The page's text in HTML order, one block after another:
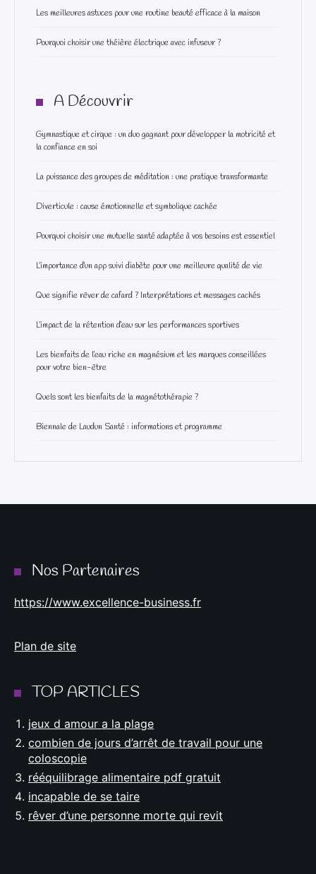
Les meilleures astuces pour une routine beauté efficace à la maison
Pourquoi choisir une théière électrique avec infuseur ?
A Découvrir
Gymnastique et cirque : un duo gagnant pour développer la motricité et
la confiance en soi
La puissance des groupes de méditation : une pratique transformante
Diverticule : cause émotionnelle et symbolique cachée
Pourquoi choisir une mutuelle santé adaptée à vos besoins est essentiel
L’importance d’un app suivi diabète pour une meilleure qualité de vie
Que signifie rêver de cafard ? Interprétations et messages cachés
L’impact de la rétention d’eau sur les performances sportives
Les bienfaits de l’eau riche en magnésium et les marques conseillées
pour votre bien-être
Quels sont les bienfaits de la magnétothérapie ?
Biennale de Laudun Santé : informations et programme
Nos Partenaires
https://www.excellence-business.fr
Plan de site
TOP ARTICLES
jeux d amour a la plage
combien de jours d’arrêt de travail pour une
coloscopie
rééquilibrage alimentaire pdf gratuit
incapable de se taire
rêver d’une personne morte qui revit